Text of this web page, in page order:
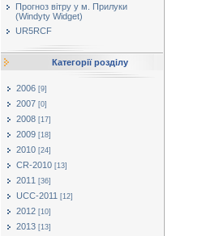
Прогноз вітру у м. Прилуки
(Windyty Widget)
UR5RCF
Категорії розділу
2006 [9]
2007 [0]
2008 [17]
2009 [18]
2010 [24]
CR-2010 [13]
2011 [36]
UCC-2011 [12]
2012 [10]
2013 [13]